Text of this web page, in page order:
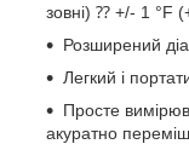
зовні) ⁇ +/- 1 °F
Розширений
Легкий і
Просте
акуратно